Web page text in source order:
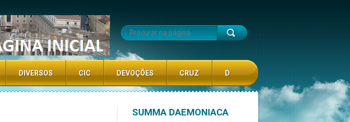
SUMMA DAEMONIACA
DIVERSOS CIC DEVOÇÕES CRUZ D